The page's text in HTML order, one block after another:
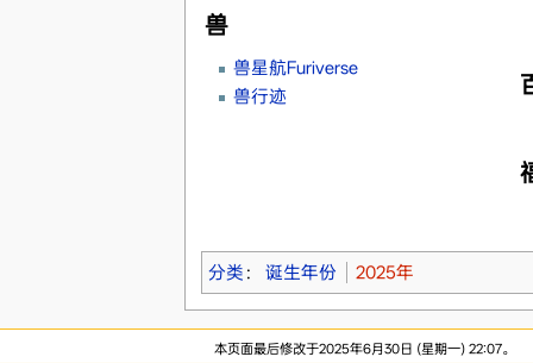
兽
兽星航Furiverse
兽行迹
分类 ： 诞生年份 2025年
本页面最后修改于2025年6月30日 (星期一) 22:07。